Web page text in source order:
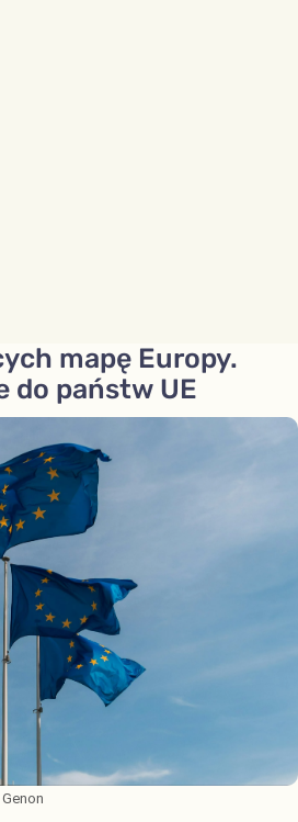
mapę Europy.
do państw UE